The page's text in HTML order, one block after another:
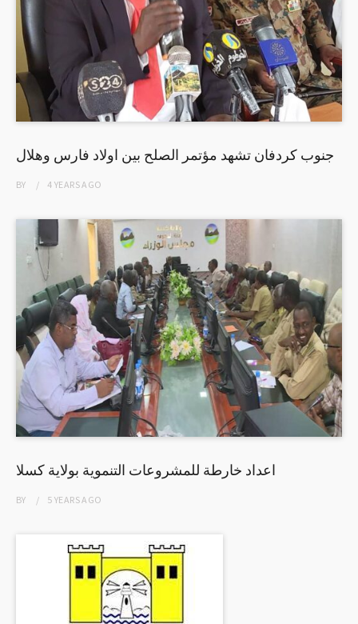
جنوب كردفان تشهد مؤتمر الصلح بين اولاد فارس وهلال
BY 4 YEARSAGO
اعداد خارطة للمشروعات التنموية بولاية كسلا
BY 5 YEARSAGO